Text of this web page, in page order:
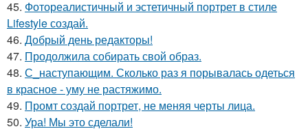
45. Фотореалистичный и эстетичный портрет в стиле
Lifestyle создай.
46. Добрый день редакторы!
47. Продолжила собирать свой образ.
48. С_наступающим. Сколько раз я порывалась одеться
в красное - уму не растяжимо.
49. Промт создай портрет, не меняя черты лица.
50. Ура! Мы это сделали!